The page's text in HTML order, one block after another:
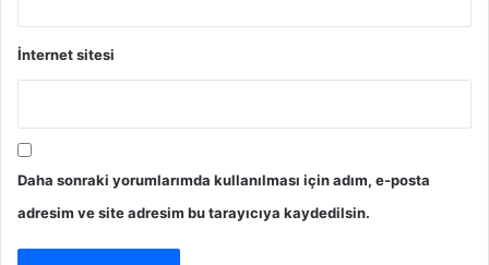
İnternet sitesi
Daha sonraki yorumlarımda kullanılması için adım, e-posta
adresim ve site adresim bu tarayıcıya kaydedilsin.